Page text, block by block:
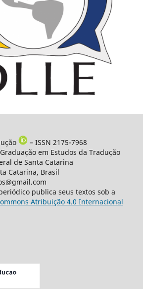
– ISSN 2175-7968
em Estudos da Tradução
de Santa Catarina
Catarina, Brasil
publica seus textos sob a
Atribuição 4.0 Internacional